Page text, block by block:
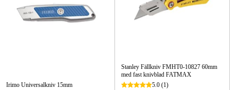
Irimo Universalkniv 15mm
Stanley Fällkniv FMHT0-10827 60mm
med fast knivblad FATMAX
5.0 (1)